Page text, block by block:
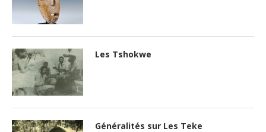
Les Tshokwe
Généralités sur Les Teke